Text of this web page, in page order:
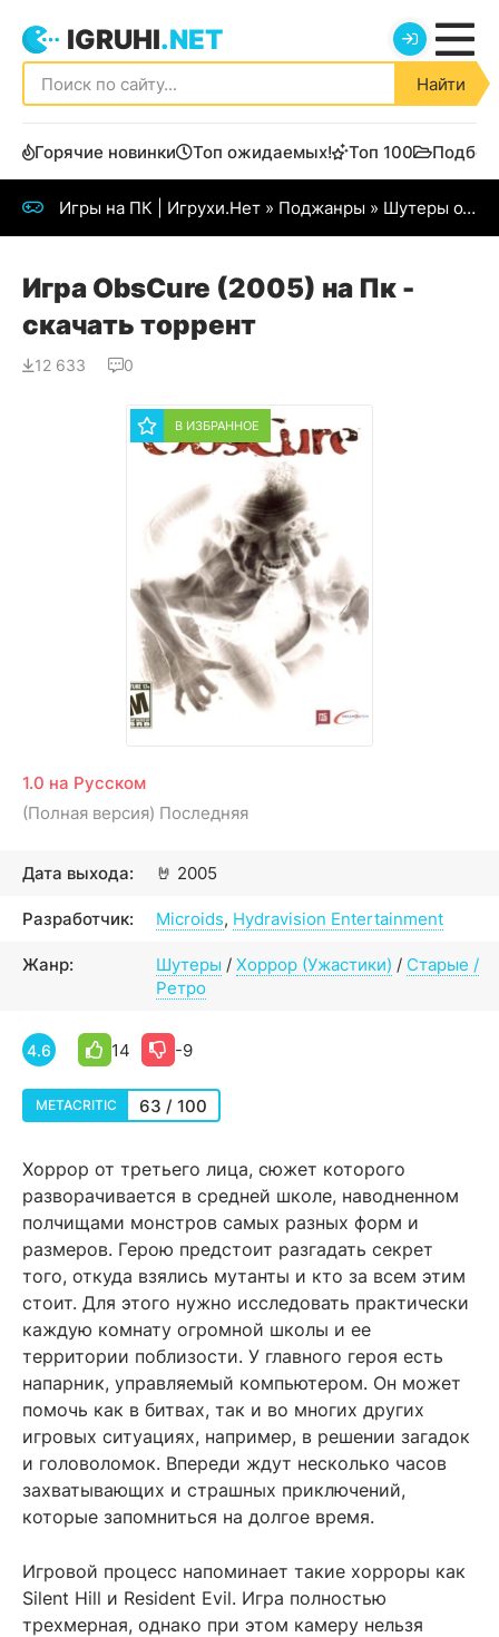
IGRUHI.NET
Найти
Горячие новинки Топ ожидаемых! Топ 100
Игры на ПК | Игрухи.Нет » Поджанры » Шутеры от первого лица
Игра ObsCure (2005) на Пк -
скачать торрент
12 633 0
В ИЗБРАННОЕ
1.0 на Русском
(Полная версия) Последняя
🤘
Дата выхода: 2005
Разработчик: Microids, Hydravision Entertainment
Жанр: Шутеры / Хоррор (Ужастики) / Старые /
Ретро
4.6 14 -9
METACRITIC 63 / 100
Хоррор от третьего лица, сюжет которого
разворачивается в средней школе, наводненном
полчищами монстров самых разных форм и
размеров. Герою предстоит разгадать секрет
того, откуда взялись мутанты и кто за всем этим
стоит. Для этого нужно исследовать практически
каждую комнату огромной школы и ее
территории поблизости. У главного героя есть
напарник, управляемый компьютером. Он может
помочь как в битвах, так и во многих других
игровых ситуациях, например, в решении загадок
и головоломок. Впереди ждут несколько часов
захватывающих и страшных приключений,
которые запомниться на долгое время.
Игровой процесс напоминает такие хорроры как
Silent Hill и Resident Evil. Игра полностью
трехмерная, однако при этом камеру нельзя